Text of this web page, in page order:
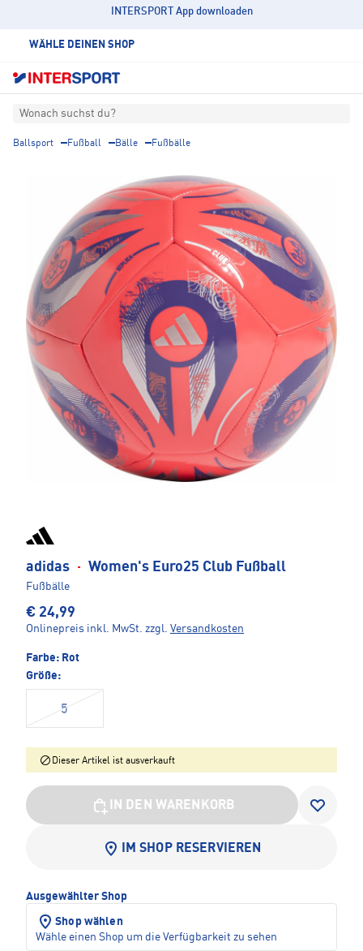
INTERSPORT App downloaden
WÄHLE DEINEN SHOP
Wonach suchst du?
Ballsport Fußball Bälle Fußbälle
adidas · Women's Euro25 Club Fußball
Fußbälle
€ 24,99
Onlinepreis inkl. MwSt. zzgl. Versandkosten
Farbe: Rot
Größe:
5
Dieser Artikel ist ausverkauft
IN DEN WARENKORB
IM SHOP RESERVIEREN
Ausgewählter Shop
Shop wählen
Wähle einen Shop um die Verfügbarkeit zu sehen